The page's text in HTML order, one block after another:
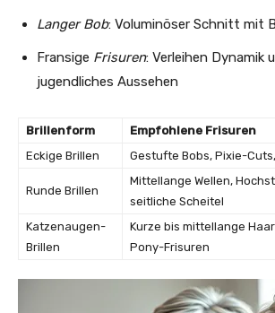
Langer Bob: Voluminöser Schnitt mit
Fransige Frisuren: Verleihen Dynamik
jugendliches Aussehen
Brillenform
Empfohlene Frisuren
Eckige Brillen
Gestufte Bobs, Pixie-
Runde Brillen
Mittellange Wellen,
seitliche Scheitel
Katzenaugen-
Brillen
Kurze bis mittellange
Pony-Frisuren